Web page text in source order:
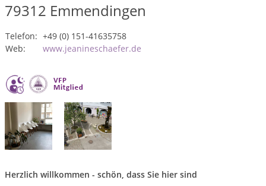
79312 Emmendingen
Telefon: +49 (0) 151-41635758
Web:
www.jeanineschaefer.de
Herzlich willkommen - schön, dass Sie hier sind